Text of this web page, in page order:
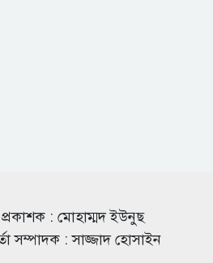
প্রকাশক : মোহাম্মদ ইউনুছ
সম্পাদক : সাজ্জাদ হোসাইন